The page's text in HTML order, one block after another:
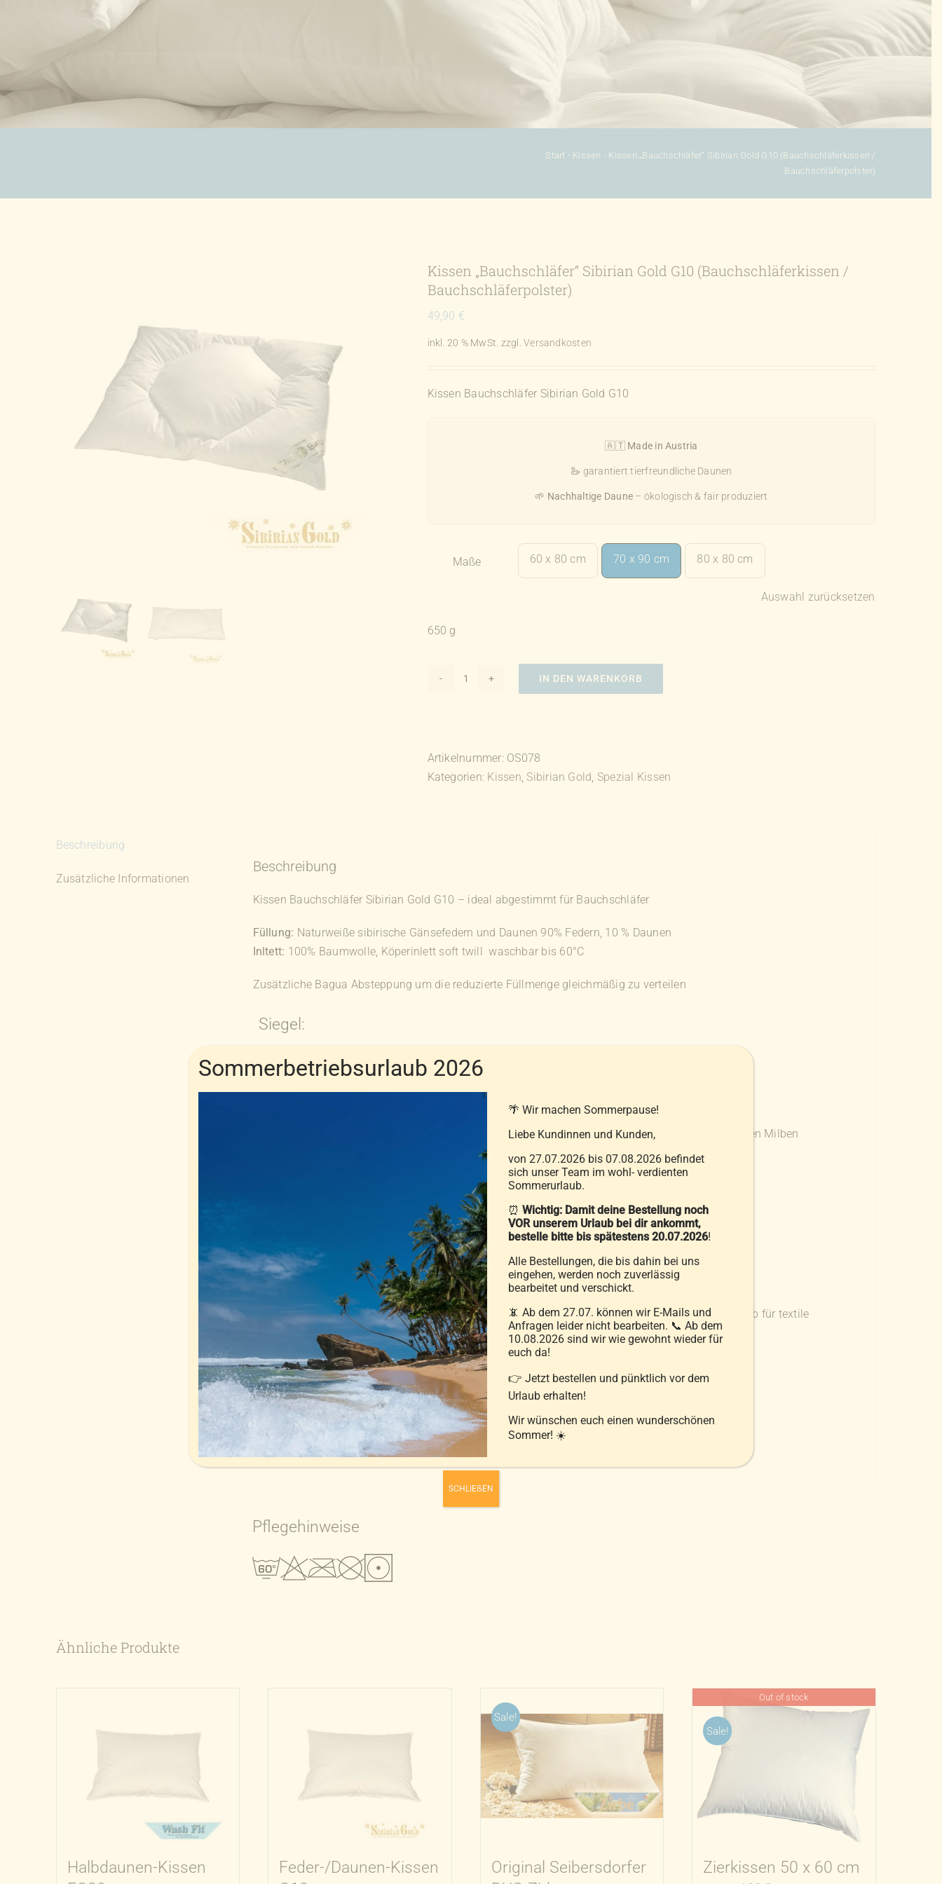
Start - Kissen - Kissen „Bauchschläfer“ Sibirian Gold G10 (Bauchschläferkissen /
Bauchschläferpolster)
Kissen „Bauchschläfer“ Sibirian Gold G10 (Bauchschläferkissen /
Bauchschläferpolster)
49,90 €
inkl. 20 % MwSt. zzgl.Versandkosten
Kissen Bauchschläfer Sibirian Gold G10
🇦🇹 Made in Austria
🦢 garantiert tierfreundliche Daunen
🌱 Nachhaltige Daune – ökologisch & fair produziert
Maße 60 x 80 cm 70 x 90 cm 80 x 80 cm
Auswahl zurücksetzen
650 g
G10
(Bauchschläferkissen
IN DEN WARENKORB
Artikelnummer: OS078
Kategorien: Kissen, Sibirian Gold, Spezial Kissen
Beschreibung
Zusätzliche Informationen
Beschreibung
Kissen Bauchschläfer Sibirian Gold G10 – ideal abgestimmt für Bauchschläfer
Füllung: Naturweiße sibirische Gänsefedern und Daunen 90% Federn, 10 % Daunen
Inltett: 100% Baumwolle, Köperinlett soft twill waschbar bis 60°C
Zusätzliche Bagua Absteppung um die reduzierte Füllmenge gleichmäßig zu verteilen
Siegel:
Durch die federn- und Daunendichte Webart werden Milben
abgewiesen.
OEKO-TEX® STANDARD 100
Der OEKO-TEX® STANDARD 100 ist ein Label für
schadstoffgeprüfte Textilien. Es setzt den Maßstab für textile
Sicherheit, vom Garn bis zum fertigen Produkt.
Pflegehinweise
Ähnliche Produkte
Halbdaunen-Kissen
Feder-/Daunen-Kissen
Sale!
Original Seibersdorfer
Out of stock
Sale!
Zierkissen 50 x 60 cm
Sommerbetriebsurlaub 2026
🌴 Wir machen Sommerpause!
Liebe Kundinnen und Kunden,
von 27.07.2026 bis 07.08.2026 befindet
sich unser Team im wohl- verdienten
Sommerurlaub.
⏰ Wichtig: Damit deine Bestellung noch
VOR unserem Urlaub bei dir ankommt,
bestelle bitte bis spätestens 20.07.2026!
Alle Bestellungen, die bis dahin bei uns
eingehen, werden noch zuverlässig
bearbeitet und verschickt.
📵 Ab dem 27.07. können wir E-Mails und
Anfragen leider nicht bearbeiten. 📞 Ab dem
10.08.2026 sind wir wie gewohnt wieder für
euch da!
👉 Jetzt bestellen und pünktlich vor dem
Urlaub erhalten!
Wir wünschen euch einen wunderschönen
Sommer! ☀️
SCHLIEẞEN